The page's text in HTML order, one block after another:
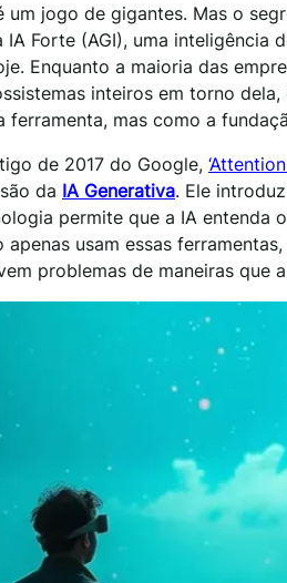
jogo de gigantes. Mas o
Forte (AGI), uma inteligência
Enquanto a maioria das
inteiros em torno
ferramenta, mas como a
de 2017 do Google,
da IA Generativa. Ele
permite que a IA entenda
usam essas
problemas de maneiras que